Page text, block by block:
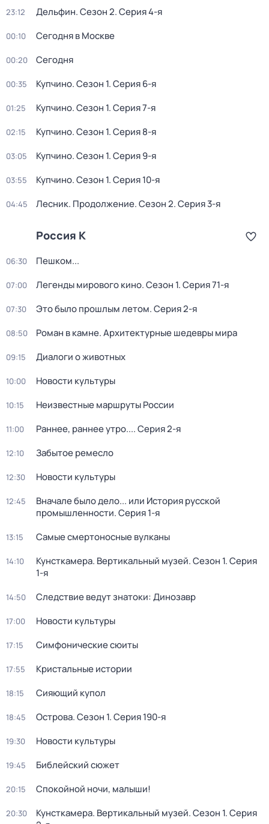
23:12 Дельфин. Сезон 2. Серия 4-я
00:10 Сегодня в Москве
00:20 Сегодня
00:35 Купчино. Сезон 1. Серия 6-я
01:25 Купчино. Сезон 1. Серия 7-я
02:15 Купчино. Сезон 1. Серия 8-я
03:05 Купчино. Сезон 1. Серия 9-я
03:55 Купчино. Сезон 1. Серия 10-я
04:45 Лесник. Продолжение. Сезон 2. Серия 3-я
Россия К
06:30 Пешком...
07:00 Легенды мирового кино. Сезон 1. Серия 71-я
07:30 Это было прошлым летом. Серия 2-я
08:50 Роман в камне. Архитектурные шедевры мира
09:15 Диалоги о животных
10:00 Новости культуры
10:15 Неизвестные маршруты России
11:00 Раннее, раннее утро.... Серия 2-я
12:10 Забытое ремесло
12:30 Новости культуры
12:45
Вначале было дело... или История русской
промышленности. Серия 1-я
13:15 Самые смертоносные вулканы
14:10 Кунсткамера. Вертикальный музей. Сезон 1. Серия
1-я
14:50 Следствие ведут знатоки: Динозавр
17:00 Новости культуры
17:15 Симфонические сюиты
17:55 Кристальные истории
18:15 Сияющий купол
18:45 Острова. Сезон 1. Серия 190-я
19:30 Новости культуры
19:45 Библейский сюжет
20:15 Спокойной ночи, малыши!
20:30 Кунсткамера. Вертикальный музей. Сезон 1. Серия